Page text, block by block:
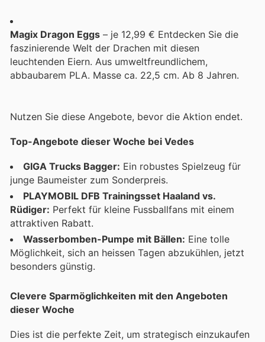
Magix Dragon Eggs – je 12,99 € Entdecken Sie die
faszinierende Welt der Drachen mit diesen
leuchtenden Eiern. Aus umweltfreundlichem,
abbaubarem PLA. Masse ca. 22,5 cm. Ab 8 Jahren.
Nutzen Sie diese Angebote, bevor die Aktion endet.
Top-Angebote dieser Woche bei Vedes
GIGA Trucks Bagger: Ein robustes Spielzeug für
junge Baumeister zum Sonderpreis.
PLAYMOBIL DFB Trainingsset Haaland vs.
Rüdiger: Perfekt für kleine Fussballfans mit einem
attraktiven Rabatt.
Wasserbomben-Pumpe mit Bällen: Eine tolle
Möglichkeit, sich an heissen Tagen abzukühlen, jetzt
besonders günstig.
Clevere Sparmöglichkeiten mit den Angeboten
dieser Woche
Dies ist die perfekte Zeit, um strategisch einzukaufen